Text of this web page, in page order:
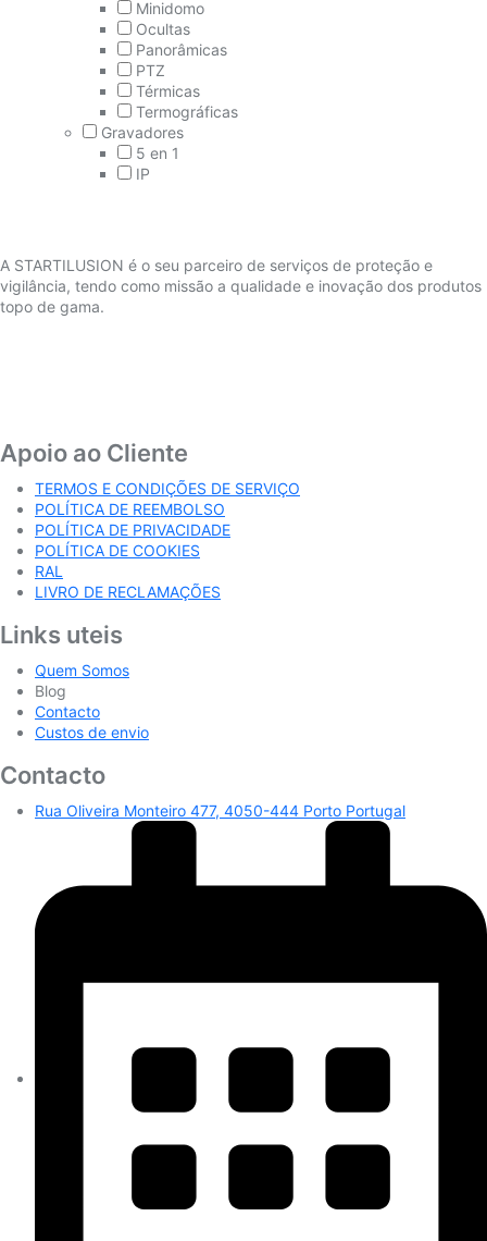
Minidomo
Ocultas
Panorâmicas
PTZ
Térmicas
Termográficas
Gravadores
5 en 1
IP
A STARTILUSION é o seu parceiro de serviços de proteção e
vigilância, tendo como missão a qualidade e inovação dos produtos
topo de gama.
Apoio ao Cliente
TERMOS E CONDIÇÕES DE SERVIÇO
POLÍTICA DE REEMBOLSO
POLÍTICA DE PRIVACIDADE
POLÍTICA DE COOKIES
RAL
LIVRO DE RECLAMAÇÕES
Links uteis
Quem Somos
Blog
Contacto
Custos de envio
Contacto
Rua Oliveira Monteiro 477, 4050-444 Porto Portugal